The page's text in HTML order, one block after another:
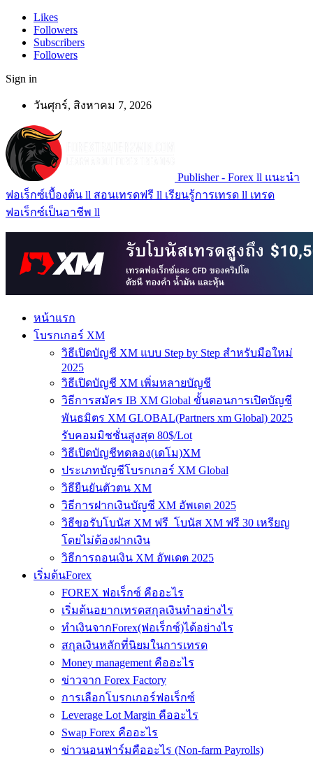
Likes
Followers
Subscribers
Followers
Sign in
วันศุกร์, สิงหาคม 7, 2026
Publisher - Forex ll แนะนำ
ฟอเร็กซ์เบื้องต้น ll สอนเทรดฟรี ll เรียนรู้การเทรด ll เทรด
ฟอเร็กซ์เป็นอาชีพ ll
หน้าแรก
โบรกเกอร์ XM
วิธีเปิดบัญชี XM แบบ Step by Step สำหรับมือใหม่
2025
วิธีเปิดบัญชี XM เพิ่มหลายบัญชี
วิธีการสมัคร IB XM Global ขั้นตอนการเปิดบัญชี
พันธมิตร XM GLOBAL(Partners xm Global) 2025
รับคอมมิชชั่นสูงสุด 80$/Lot
วิธีเปิดบัญชีทดลอง(เดโม)XM
ประเภทบัญชีโบรกเกอร์ XM Global
วิธียืนยันตัวตน XM
วิธีการฝากเงินบัญชี XM อัพเดต 2025
วิธีขอรับโบนัส XM ฟรี โบนัส XM ฟรี 30 เหรียญ
โดยไม่ต้องฝากเงิน
วิธีการถอนเงิน XM อัพเดต 2025
เริ่มต้นForex
FOREX ฟอเร็กซ์ คืออะไร
เริ่มต้นอยากเทรดสกุลเงินทำอย่างไร
ทำเงินจากForex(ฟอเร็กซ์)ได้อย่างไร
สกุลเงินหลักที่นิยมในการเทรด
Money management คืออะไร
ข่าวจาก Forex Factory
การเลือกโบรกเกอร์ฟอเร็กซ์
Leverage Lot Margin คืออะไร
Swap Forex คืออะไร
ข่าวนอนฟาร์มคืออะไร (Non-farm Payrolls)